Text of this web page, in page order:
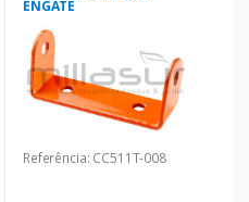
ENGATE
Referência: CC511T-008